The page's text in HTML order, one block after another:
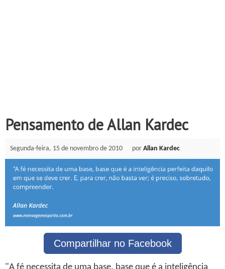
Pensamento de Allan Kardec
Segunda-feira, 15 de novembro de 2010 porAllan Kardec
Compartilhar no Facebook